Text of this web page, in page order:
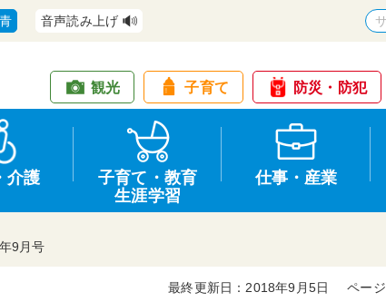
観光 子育て 防災・防犯
介護
子育て・教育
生涯学習
仕事・産業
青 音声読み上げ
9月号
最終更新日：2018年9月5日 ペー